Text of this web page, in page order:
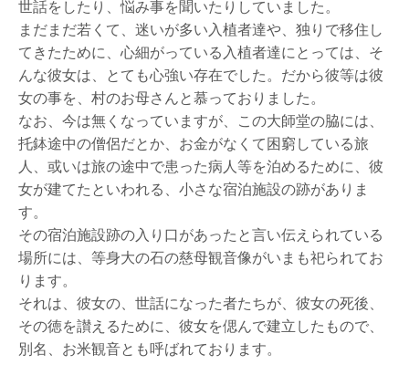
世話をしたり、悩み事を聞いたりしていました。
まだまだ若くて、迷いが多い入植者達や、独りで移住し
てきたために、心細がっている入植者達にとっては、そ
んな彼女は、とても心強い存在でした。だから彼等は彼
女の事を、村のお母さんと慕っておりました。
なお、今は無くなっていますが、この大師堂の脇には、
托鉢途中の僧侶だとか、お金がなくて困窮している旅
人、或いは旅の途中で患った病人等を泊めるために、彼
女が建てたといわれる、小さな宿泊施設の跡がありま
す。
その宿泊施設跡の入り口があったと言い伝えられている
場所には、等身大の石の慈母観音像がいまも祀られてお
ります。
それは、彼女の、世話になった者たちが、彼女の死後、
その徳を讃えるために、彼女を偲んで建立したもので、
別名、お米観音とも呼ばれております。